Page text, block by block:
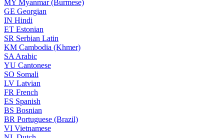
MY Myanmar (Burmese)
GE Georgian
IN Hindi
ET Estonian
SR Serbian Latin
KM Cambodia (Khmer)
SA Arabic
YU Cantonese
SO Somali
LV Latvian
FR French
ES Spanish
BS Bosnian
BR Portuguese (Brazil)
VI Vietnamese